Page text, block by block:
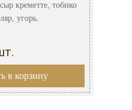
креметте, тобико
угорь.
в корзину